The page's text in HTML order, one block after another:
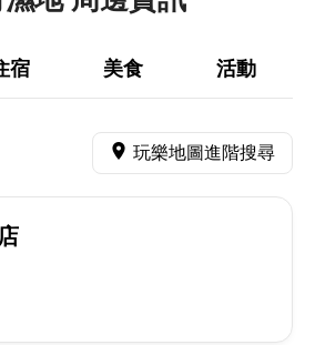
宿 美食 活動
玩樂地圖進階搜尋